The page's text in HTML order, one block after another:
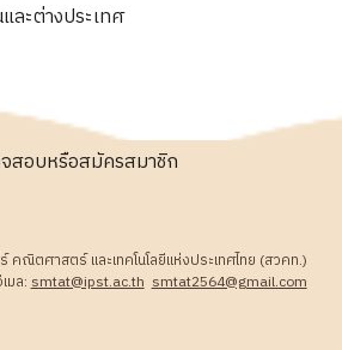
ละต่างประเทศ
สอบหรือสมัครสมาชิก
ณิตศาสตร์ และเทคโนโลยีแห่งประเทศไทย (สวคท.)
มล:smtat@ipst.ac.th smtat2564@gmail.com